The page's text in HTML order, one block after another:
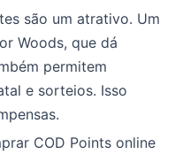
são um atrativo. Um
Woods, que dá
permitem
e sorteios. Isso
COD Points online